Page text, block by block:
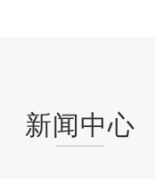
新闻中心